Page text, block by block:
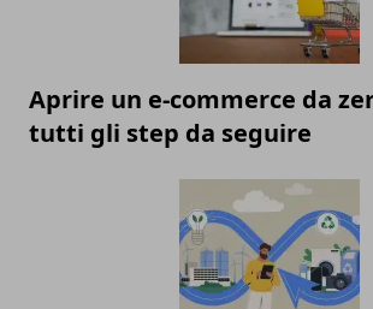
Aprire un e-commerce da
tutti gli step da seguire